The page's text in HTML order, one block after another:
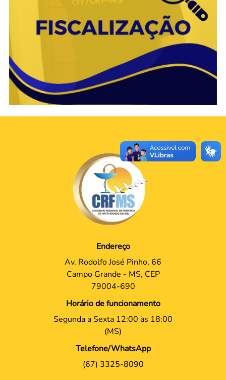
Endereço
Av. Rodolfo José Pinho, 66
Campo Grande - MS, CEP
79004-690
Horário de funcionamento
Segunda a Sexta 12:00 às 18:00
(MS)
Telefone/WhatsApp
(67) 3325-8090